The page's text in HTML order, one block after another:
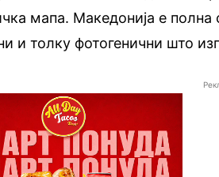
мапа. Македонија е
и толку фотогенични што